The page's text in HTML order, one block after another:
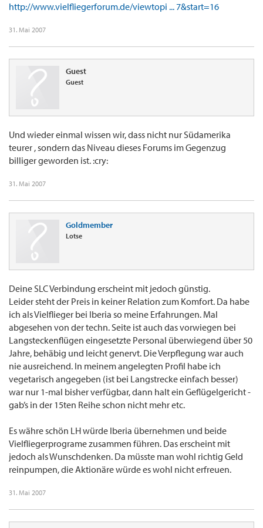
http://www.vielfliegerforum.de/viewtopi ... 7&start=16
31. Mai 2007
Guest
Guest
Und wieder einmal wissen wir, dass nicht nur Südamerika
teurer , sondern das Niveau dieses Forums im Gegenzug
billiger geworden ist. :cry:
31. Mai 2007
Goldmember
Lotse
Deine SLC Verbindung erscheint mit jedoch günstig.
Leider steht der Preis in keiner Relation zum Komfort. Da habe
ich als Vielflieger bei Iberia so meine Erfahrungen. Mal
abgesehen von der techn. Seite ist auch das vorwiegen bei
Langsteckenflügen eingesetzte Personal überwiegend über 50
Jahre, behäbig und leicht genervt. Die Verpflegung war auch
nie ausreichend. In meinem angelegten Profil habe ich
vegetarisch angegeben (ist bei Langstrecke einfach besser)
war nur 1-mal bisher verfügbar, dann halt ein Geflügelgericht -
gab’s in der 15ten Reihe schon nicht mehr etc.
Es währe schön LH würde Iberia übernehmen und beide
Vielfliegerprograme zusammen führen. Das erscheint mit
jedoch als Wunschdenken. Da müsste man wohl richtig Geld
reinpumpen, die Aktionäre würde es wohl nicht erfreuen.
31. Mai 2007